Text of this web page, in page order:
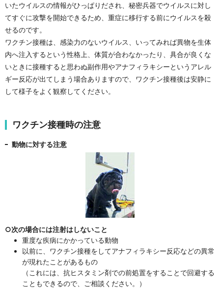
いたウイルスの情報がひっぱりだされ、秘密兵器でウイルスに対し
てすぐに攻撃を開始できるため、重症に移行する前にウイルスを殺
せるのです。
ワクチン接種は、感染力のないウイルス、いってみれば異物を生体
内へ注入するという性格上、体質が合わなかったり、具合が良くな
いときに接種すると思わぬ副作用やアナフィラキシーというアレル
ギー反応が出てしまう場合ありますので、ワクチン接種後は安静に
して様子をよく観察してください。
ワクチン接種時の注意
動物に対する注意
○次の場合には注射はしないこと
重度な疾病にかかっている動物
以前に、ワクチン接種をしてアナフィラキシー反応などの異常
が現れたことがあるもの
（これには、抗ヒスタミン剤での前処置をすることで回避する
こともできるので、ご相談ください。）